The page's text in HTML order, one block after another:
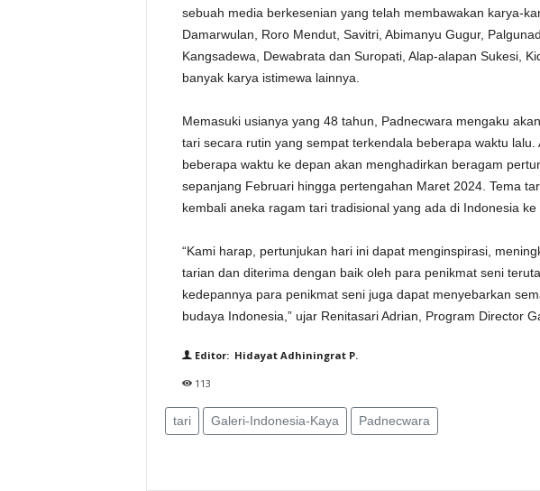
sebuah media berkesenian yang telah membawakan karya-
Damarwulan, Roro Mendut, Savitri, Abimanyu Gugur,
Kangsadewa, Dewabrata dan Suropati, Alap-alapan Sukesi,
banyak karya istimewa lainnya.
Memasuki usianya yang 48 tahun, Padnecwara mengaku
tari secara rutin yang sempat terkendala beberapa waktu lalu.
beberapa waktu ke depan akan menghadirkan beragam
sepanjang Februari hingga pertengahan Maret 2024. Tema
kembali aneka ragam tari tradisional yang ada di Indonesia
“Kami harap, pertunjukan hari ini dapat menginspirasi,
tarian dan diterima dengan baik oleh para penikmat seni
kedepannya para penikmat seni juga dapat menyebarkan
budaya Indonesia,” ujar Renitasari Adrian, Program Director
Editor: Hidayat Adhiningrat P.
113
tari Galeri-Indonesia-Kaya Padnecwara